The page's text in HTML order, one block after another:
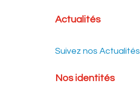
Actualités
Suivez nos Actualités
Nos identités